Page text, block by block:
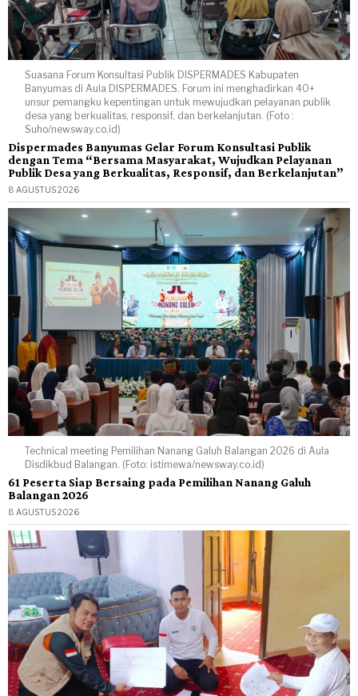
Suasana Forum Konsultasi Publik DISPERMADES Kabupaten
Banyumas di Aula DISPERMADES. Forum ini menghadirkan 40+
unsur pemangku kepentingan untuk mewujudkan pelayanan publik
desa yang berkualitas, responsif, dan berkelanjutan. (Foto :
Suho/newsway.co.id)
Dispermades Banyumas Gelar Forum Konsultasi Publik
dengan Tema “Bersama Masyarakat, Wujudkan Pelayanan
Publik Desa yang Berkualitas, Responsif, dan Berkelanjutan”
8 AGUSTUS 2026
Technical meeting Pemilihan Nanang Galuh Balangan 2026 di Aula
Disdikbud Balangan. (Foto: istimewa/newsway.co.id)
61 Peserta Siap Bersaing pada Pemilihan Nanang Galuh
Balangan 2026
8 AGUSTUS 2026